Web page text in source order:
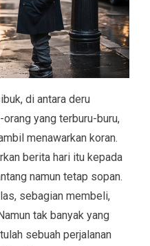
di antara deru
yang terburu-buru,
menawarkan koran.
berita hari itu kepada
namun tetap sopan.
sebagian membeli,
tak banyak yang
sebuah perjalanan